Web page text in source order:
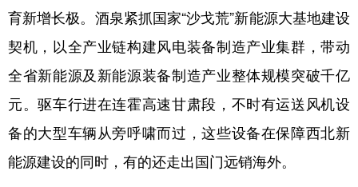
育新增长极。酒泉紧抓国家“沙戈荒”新能源大基地建设
契机，以全产业链构建风电装备制造产业集群，带动
全省新能源及新能源装备制造产业整体规模突破千亿
元。驱车行进在连霍高速甘肃段，不时有运送风机设
备的大型车辆从旁呼啸而过，这些设备在保障西北新
能源建设的同时，有的还走出国门远销海外。